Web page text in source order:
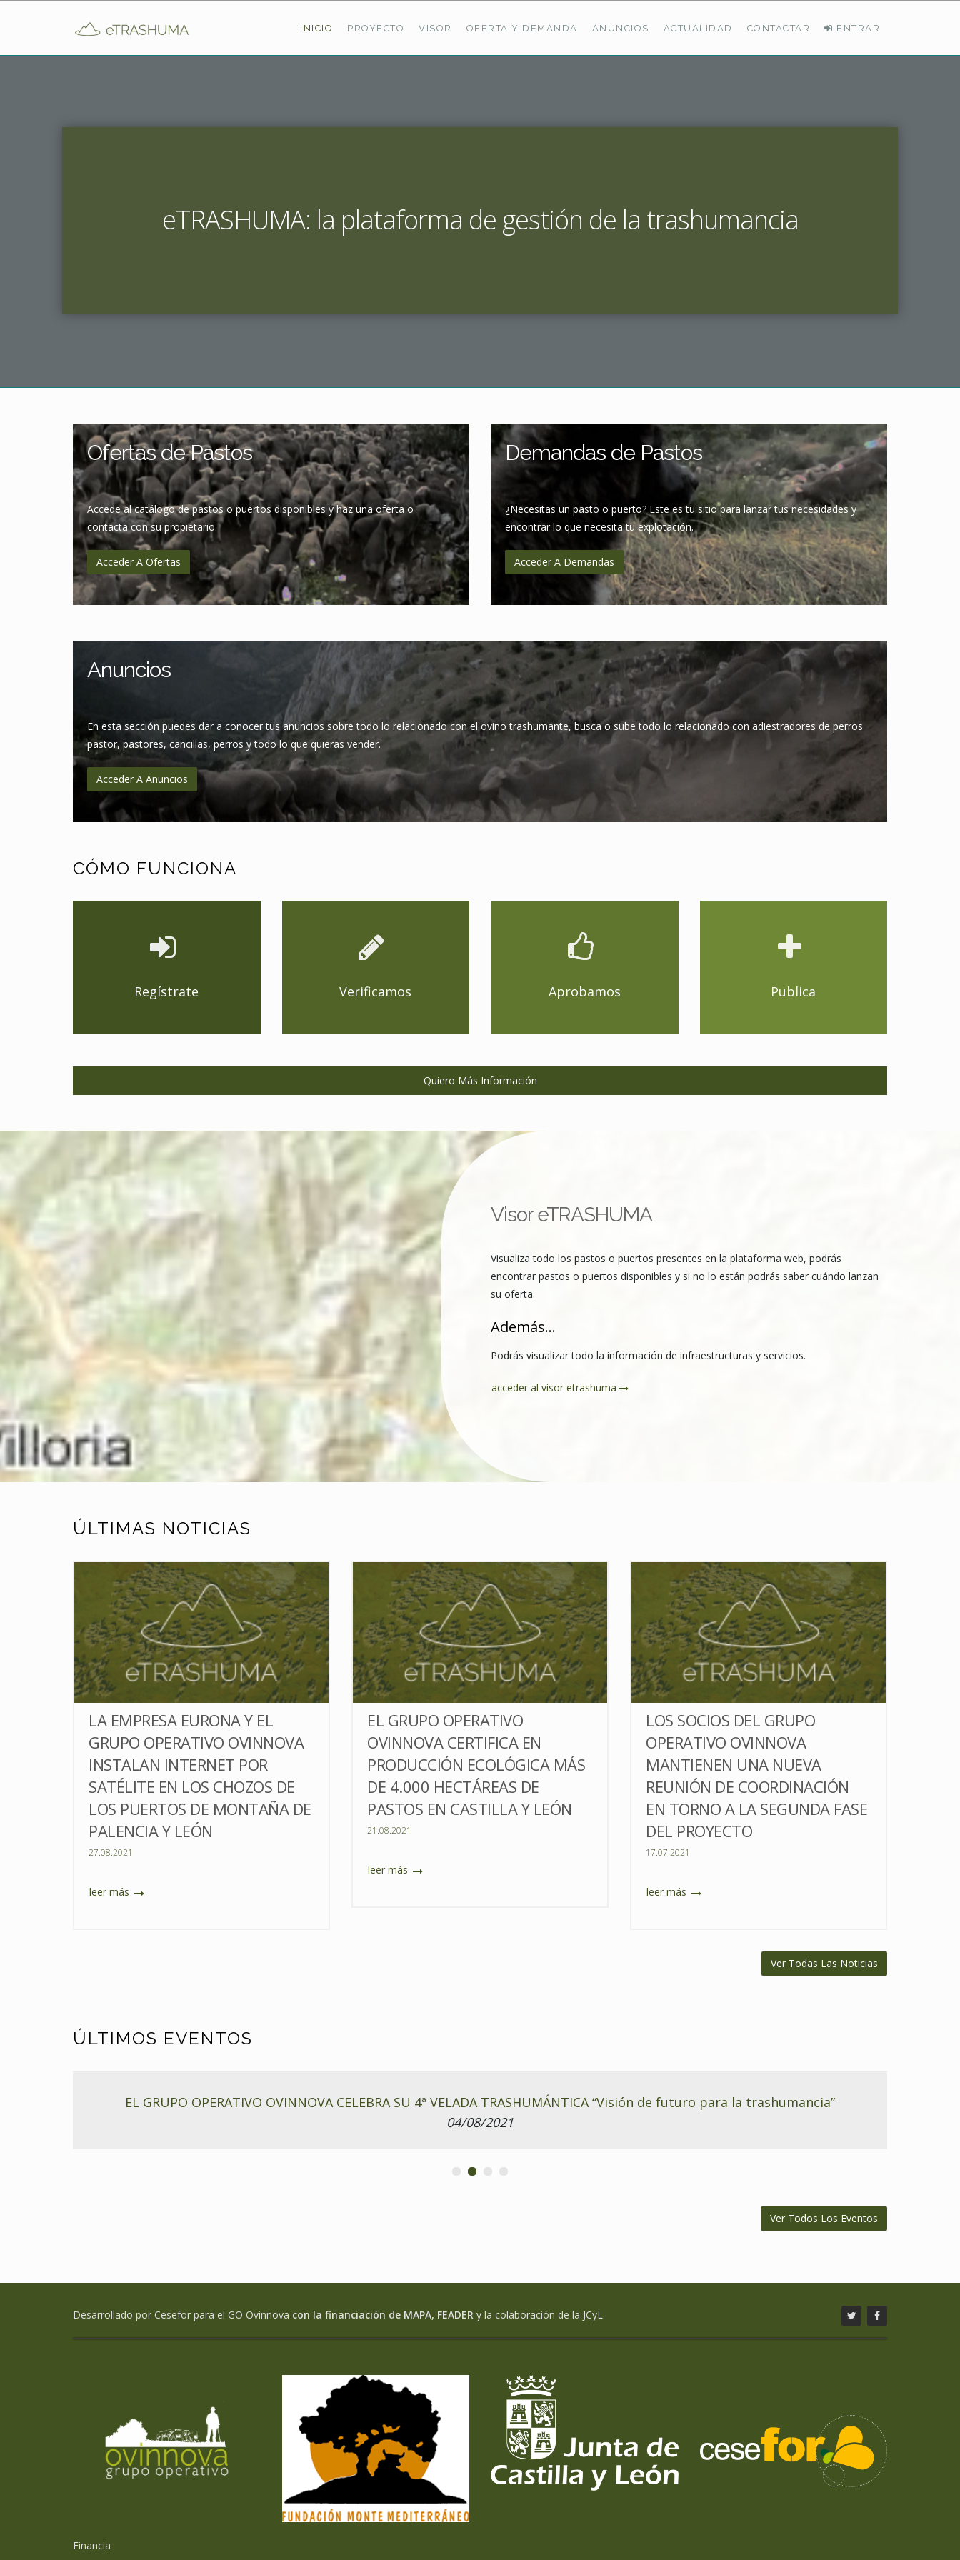
INICIO PROYECTO VISOR OFERTA Y DEMANDA ANUNCIOS ACTUALIDAD CONTACTAR ENTRAR
eTRASHUMA: la plataforma de gestión de la trashumancia
Ofertas de Pastos
Accede al catálogo de pastos o puertos disponibles y haz una oferta o
contacta con su propietario.
Acceder A Ofertas
Demandas de Pastos
¿Necesitas un pasto o puerto? Este es tu sitio para lanzar tus necesidades y
encontrar lo que necesita tu explotación.
Acceder A Demandas
Anuncios
En esta sección puedes dar a conocer tus anuncios sobre todo lo relacionado con el ovino trashumante, busca o sube todo lo relacionado con adiestradores de perros
pastor, pastores, cancillas, perros y todo lo que quieras vender.
Acceder A Anuncios
CÓMO FUNCIONA
Regístrate Verificamos Aprobamos Publica
Quiero Más Información
Visor eTRASHUMA
Visualiza todo los pastos o puertos presentes en la plataforma web, podrás
encontrar pastos o puertos disponibles y si no lo están podrás saber cuándo lanzan
su oferta.
Además...
Podrás visualizar todo la información de infraestructuras y servicios.
acceder al visor etrashuma
ÚLTIMAS NOTICIAS
LA EMPRESA EURONA Y EL
GRUPO OPERATIVO OVINNOVA
INSTALAN INTERNET POR
SATÉLITE EN LOS CHOZOS DE
LOS PUERTOS DE MONTAÑA DE
PALENCIA Y LEÓN
27.08.2021
leer más
EL GRUPO OPERATIVO
OVINNOVA CERTIFICA EN
PRODUCCIÓN ECOLÓGICA MÁS
DE 4.000 HECTÁREAS DE
PASTOS EN CASTILLA Y LEÓN
21.08.2021
leer más
LOS SOCIOS DEL GRUPO
OPERATIVO OVINNOVA
MANTIENEN UNA NUEVA
REUNIÓN DE COORDINACIÓN
EN TORNO A LA SEGUNDA FASE
DEL PROYECTO
17.07.2021
leer más
Ver Todas Las Noticias
ÚLTIMOS EVENTOS
EL GRUPO OPERATIVO OVINNOVA CELEBRA SU 4ª VELADA TRASHUMÁNTICA “Visión de futuro para la trashumancia”
04/08/2021
Ver Todos Los Eventos
Desarrollado por Cesefor para el GO Ovinnova con la financiación de MAPA, FEADER y la colaboración de la JCyL.
Financia